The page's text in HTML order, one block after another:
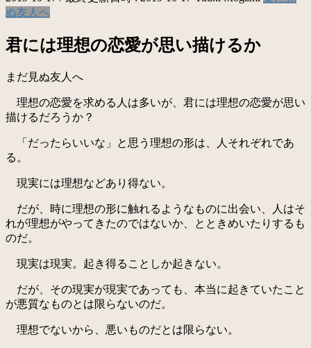
ぬ友人へ
君には理想の恋愛が思い描けるか
まだ見ぬ友人へ
理想の恋愛を求める人は多いが、君には理想の恋愛が思い
描けるだろうか？
「だったらいいな」と思う理想の形は、人それぞれであ
る。
現実には理想などあり得ない。
だが、時に理想の形に触れるようなものに出会い、人はそ
れが理想がやってきたのではないか、とときめいたりするも
のだ。
現実は現実。起き得ることしか起きない。
だが、その現実が現実であっても、本当に起きていたこと
が悪質なものとは限らないのだ。
理想でないから、悪いものだとは限らない。